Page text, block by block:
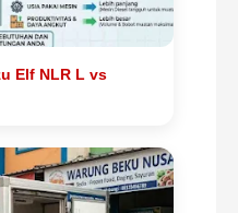
Elf NLR L vs